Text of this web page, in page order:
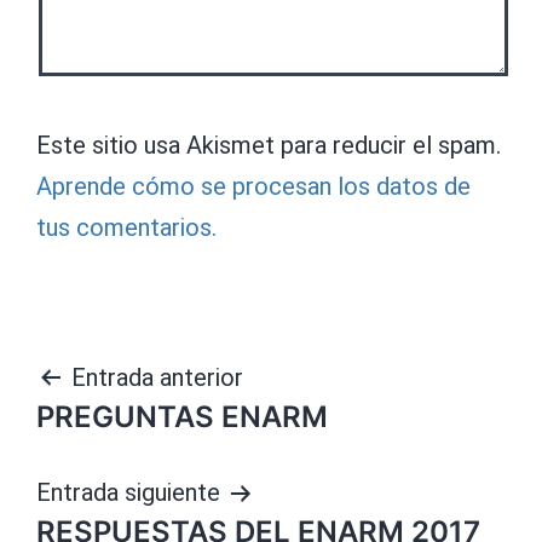
Este sitio usa Akismet para reducir el spam.
Aprende cómo se procesan los datos de
tus comentarios.
Navegación
de
entradas
Entrada anterior
PREGUNTAS ENARM
Entrada siguiente
RESPUESTAS DEL ENARM 2017